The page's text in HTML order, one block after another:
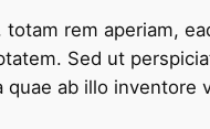
rem aperiam,
Sed ut
ab illo inventore